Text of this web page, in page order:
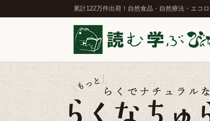
累計122万件出荷！自然食品・自然療法・エコ